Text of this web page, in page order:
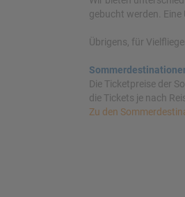
gebucht werden.
Übrigens, für
Die Ticketpreise der
die Tickets je nach
Zu den